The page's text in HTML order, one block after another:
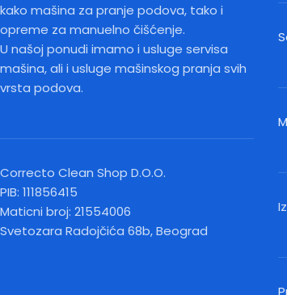
kako mašina za pranje podova, tako i
opreme za manuelno čišćenje.
U našoj ponudi imamo i usluge servisa
mašina, ali i usluge mašinskog pranja svih
vrsta podova.
Correcto Clean Shop D.O.O.
PIB: 111856415
Maticni broj: 21554006
Svetozara Radojčića 68b, Beograd